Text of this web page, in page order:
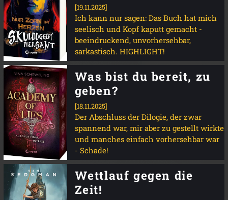
[19.11.2025]
Ich kann nur sagen: Das Buch hat mich
seelisch und Kopf kaputt gemacht -
beeindruckend, unvorhersehbar,
sarkastisch. HIGHLIGHT!
Was bist du bereit, zu
geben?
[18.11.2025]
Der Abschluss der Dilogie, der zwar
spannend war, mir aber zu gestellt wirkte
und manches einfach vorhersehbar war
- Schade!
Wettlauf gegen die
Zeit!